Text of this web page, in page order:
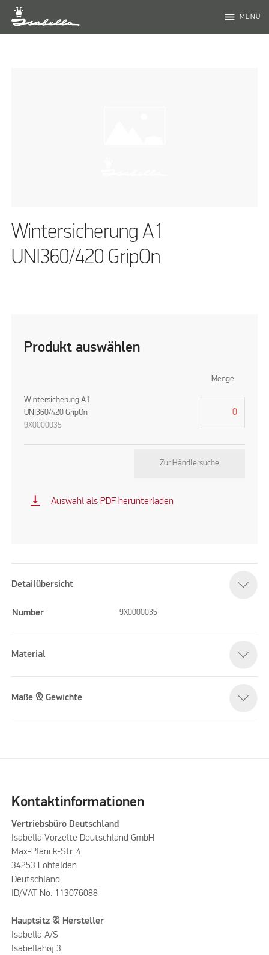
menu MENÜ
Wintersicherung A1
UNI360/420 GripOn
Produkt auswählen
Menge
Wintersicherung A1
UNI360/420 GripOn
9X0000035
Zur Händlersuche
vertical_align_bottom Auswahl als PDF herunterladen
Detailübersicht
Number 9X0000035
Material
Maße & Gewichte
Kontaktinformationen
Vertriebsbüro Deutschland
Isabella Vorzelte Deutschland GmbH
Max-Planck-Str. 4
34253 Lohfelden
Deutschland
ID/VAT No. 113076088
Hauptsitz & Hersteller
Isabella A/S
Isabellahøj 3